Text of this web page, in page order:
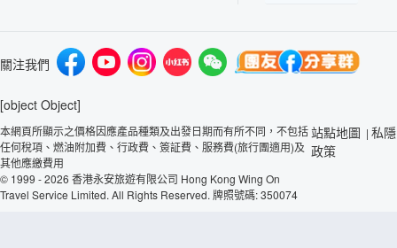
關注我們
[object Object]
本網頁所顯示之價格因應產品種類及出發日期而有所不同，不包括
任何稅項、燃油附加費、行政費、簽証費、服務費(旅行團適用)及
其他應繳費用
© 1999 - 2026 香港永安旅遊有限公司 Hong Kong Wing On
Travel Service Limited. All Rights Reserved. 牌照號碼: 350074
站點地圖 | 私隱
政策